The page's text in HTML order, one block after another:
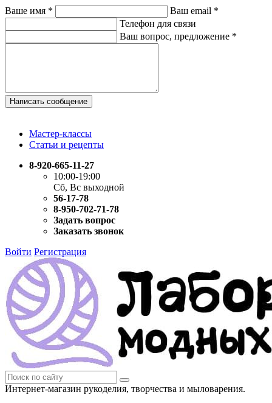
Ваше имя * Ваш email *
Телефон для связи
Ваш вопрос, предложение *
Написать сообщение
Мастер-классы
Статьи и рецепты
8-920-665-11-27
10:00-19:00
Сб, Вс выходной
56-17-78
8-950-702-71-78
Задать вопрос
Заказать звонок
Войти Регистрация
Интернет-магазин рукоделия, творчества и мыловарения.